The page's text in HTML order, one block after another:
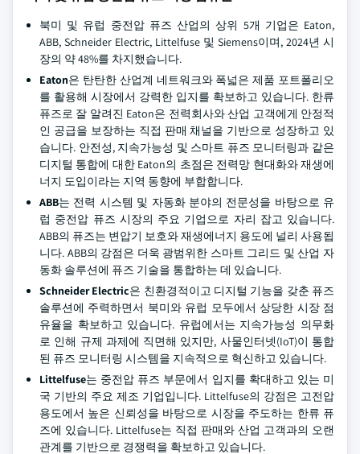
북미 및 유럽 중전압 퓨즈 산업의 상위 5개 기업은 Eaton,
ABB, Schneider Electric, Littelfuse 및 Siemens이며, 2024년 시
장의 약 48%를 차지했습니다.
Eaton은 탄탄한 산업계 네트워크와 폭넓은 제품 포트폴리오
를 활용해 시장에서 강력한 입지를 확보하고 있습니다. 한류
퓨즈로 잘 알려진 Eaton은 전력회사와 산업 고객에게 안정적
인 공급을 보장하는 직접 판매 채널을 기반으로 성장하고 있
습니다. 안전성, 지속가능성 및 스마트 퓨즈 모니터링과 같은
디지털 통합에 대한 Eaton의 초점은 전력망 현대화와 재생에
너지 도입이라는 지역 동향에 부합합니다.
ABB는 전력 시스템 및 자동화 분야의 전문성을 바탕으로 유
럽 중전압 퓨즈 시장의 주요 기업으로 자리 잡고 있습니다.
ABB의 퓨즈는 변압기 보호와 재생에너지 용도에 널리 사용됩
니다. ABB의 강점은 더욱 광범위한 스마트 그리드 및 산업 자
동화 솔루션에 퓨즈 기술을 통합하는 데 있습니다.
Schneider Electric은 친환경적이고 디지털 기능을 갖춘 퓨즈
솔루션에 주력하면서 북미와 유럽 모두에서 상당한 시장 점
유율을 확보하고 있습니다. 유럽에서는 지속가능성 의무화
로 인해 규제 과제에 직면해 있지만, 사물인터넷(IoT)이 통합
된 퓨즈 모니터링 시스템을 지속적으로 혁신하고 있습니다.
Littelfuse는 중전압 퓨즈 부문에서 입지를 확대하고 있는 미
국 기반의 주요 제조 기업입니다. Littelfuse의 강점은 고전압
용도에서 높은 신뢰성을 바탕으로 시장을 주도하는 한류 퓨
즈에 있습니다. Littelfuse는 직접 판매와 산업 고객과의 오랜
관계를 기반으로 경쟁력을 확보하고 있습니다.